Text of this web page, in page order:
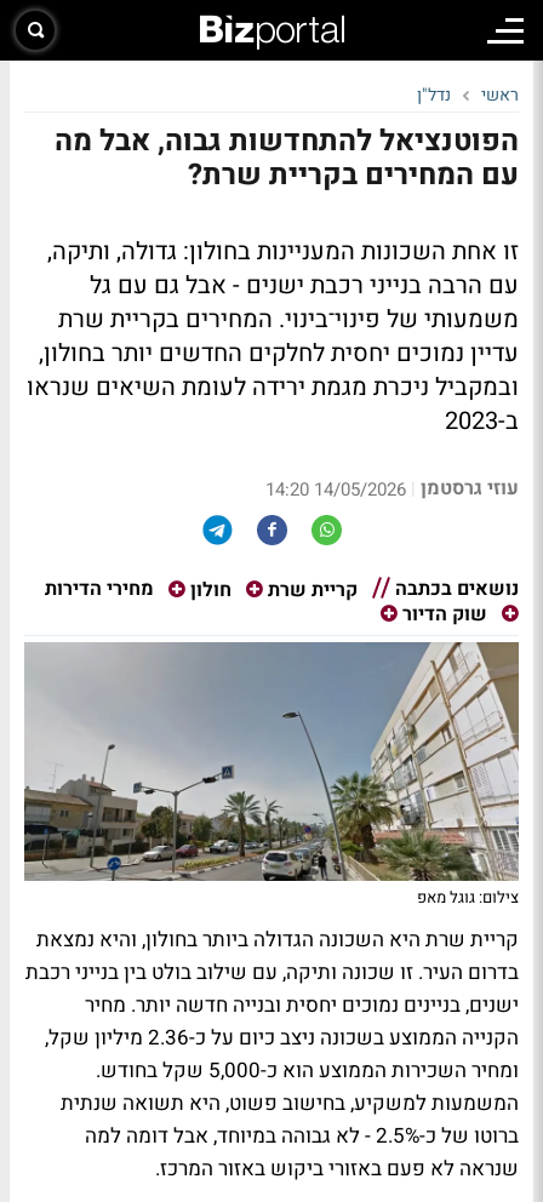
ראשי נדל"ן
הפוטנציאל להתחדשות גבוה, אבל מה
עם המחירים בקריית שרת?
זו אחת השכונות המעניינות בחולון: גדולה, ותיקה,
עם הרבה בנייני רכבת ישנים - אבל גם עם גל
משמעותי של פינוי־בינוי. המחירים בקריית שרת
עדיין נמוכים יחסית לחלקים החדשים יותר בחולון,
ובמקביל ניכרת מגמת ירידה לעומת השיאים שנראו
ב-2023
עוזי גרסטמן |
14/05/2026 14:20
נושאים בכתבה קריית שרת חולון
מחירי הדירות
שוק הדיור
צילום: גוגל מאפ
קריית שרת היא השכונה הגדולה ביותר בחולון, והיא נמצאת
בדרום העיר. זו שכונה ותיקה, עם שילוב בולט בין בנייני רכבת
ישנים, בניינים נמוכים יחסית ובנייה חדשה יותר. מחיר
הקנייה הממוצע בשכונה ניצב כיום על כ-2.36 מיליון שקל,
ומחיר השכירות הממוצע הוא כ-5,000 שקל בחודש.
המשמעות למשקיע, בחישוב פשוט, היא תשואה שנתית
ברוטו של כ-2.5% - לא גבוהה במיוחד, אבל דומה למה
שנראה לא פעם באזורי ביקוש באזור המרכז.